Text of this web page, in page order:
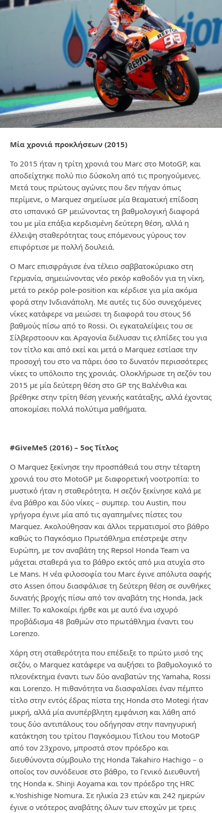
Μία χρονιά προκλήσεων (2015)
Το 2015 ήταν η τρίτη χρονιά του Marc στο MotoGP, και
αποδείχτηκε πολύ πιο δύσκολη από τις προηγούμενες.
Μετά τους πρώτους αγώνες που δεν πήγαν όπως
περίμενε, ο Marquez σημείωσε μία θεαματική επίδοση
στο ισπανικό GP μειώνοντας τη βαθμολογική διαφορά
του με μία επάξια κερδισμένη δεύτερη θέση, αλλά η
έλλειψη σταθερότητας τους επόμενους γύρους τον
επιφόρτισε με πολλή δουλειά.
Ο Marc επισφράγισε ένα τέλειο σαββατοκύριακο στη
Γερμανία, σημειώνοντας νέο ρεκόρ καθοδόν για τη νίκη,
μετά το ρεκόρ pole-position και κέρδισε για μία ακόμα
φορά στην Ινδιανάπολη. Με αυτές τις δύο συνεχόμενες
νίκες κατάφερε να μειώσει τη διαφορά του στους 56
βαθμούς πίσω από το Rossi. Οι εγκαταλείψεις του σε
Σίλβερστοουν και Αραγονία διέλυσαν τις ελπίδες του για
τον τίτλο και από εκεί και μετά ο Marquez εστίασε την
προσοχή του στο να πάρει όσο το δυνατόν περισσότερες
νίκες το υπόλοιπο της χρονιάς. Ολοκλήρωσε τη σεζόν του
2015 με μία δεύτερη θέση στο GP της Βαλένθια και
βρέθηκε στην τρίτη θέση γενικής κατάταξης, αλλά έχοντας
αποκομίσει πολλά πολύτιμα μαθήματα.
#GiveMe5 (2016) – 5οςΤίτλος
Ο Marquez ξεκίνησε την προσπάθειά του στην τέταρτη
χρονιά του στο MotoGP με διαφορετική νοοτροπία: το
μυστικό ήταν η σταθερότητα. Η σεζόν ξεκίνησε καλά με
ένα βάθρο και δύο νίκες – συμπερ. του Austin, που
γρήγορα έγινε μία από τις αγαπημένες πίστες του
Marquez. Ακολούθησαν και άλλοι τερματισμοί στο βάθρο
καθώς το Παγκόσμιο Πρωτάθλημα επέστρεψε στην
Ευρώπη, με τον αναβάτη της Repsol Honda Team να
μάχεται σταθερά για το βάθρο εκτός από μια ατυχία στο
Le Mans. Η νέα φιλοσοφία του Marc έγινε απόλυτα σαφής
στο Assen όπου διασφάλισε τη δεύτερη θέση σε συνθήκες
δυνατής βροχής πίσω από τον αναβάτη της Honda, Jack
Miller. Το καλοκαίρι ήρθε και με αυτό ένα ισχυρό
προβάδισμα 48 βαθμών στο πρωτάθλημα έναντι του
Lorenzo.
Χάρη στη σταθερότητα που επέδειξε το πρώτο μισό της
σεζόν, ο Marquez κατάφερε να αυξήσει το βαθμολογικό το
πλεονέκτημα έναντι των δύο αναβατών της Yamaha, Rossi
και Lorenzo. Η πιθανότητα να διασφαλίσει έναν πέμπτο
τίτλο στην εντός έδρας πίστα της Honda στο Motegi ήταν
μικρή, αλλά μία ανυπέρβλητη εμφάνιση και λάθη από
τους δύο αντιπάλους του οδήγησαν στην πανηγυρική
κατάκτηση του τρίτου Παγκόσμιου Τίτλου του MotoGP
από τον 23χρονο, μπροστά στον πρόεδρο και
διευθύνοντα σύμβουλο της Honda Takahiro Hachigo – ο
οποίος τον συνόδευσε στο βάθρο, το Γενικό Διευθυντή
της Honda κ. Shinji Aoyama και τον πρόεδρο της HRC
κ.Yoshishige Nomura. Σε ηλικία 23 ετών και 242 ημερών
έγινε ο νεότερος αναβάτης όλων των εποχών με τρεις